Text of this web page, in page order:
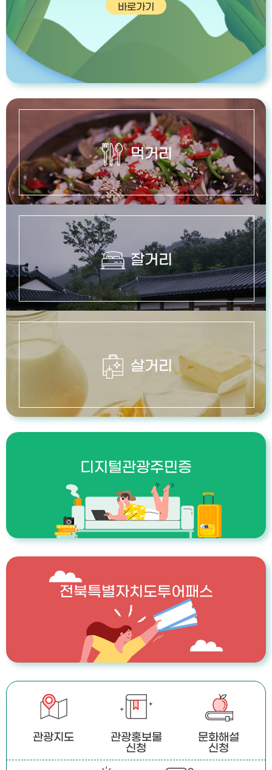
바로가기
먹거리
잘거리
살거리
디지털관광주민증
전북특별자치도투어패스
관광지도
관광홍보물
신청
문화해설
신청